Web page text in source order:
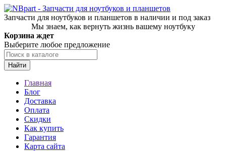
Запчасти для ноутбуков и планшетов в наличии и под заказ
Мы знаем, как вернуть жизнь вашему ноутбуку
Корзина ждет
Выберите любое предложение
Найти
Главная
Блог
Доставка
Оплата
Скидки
Как купить
Гарантия
Карта сайта